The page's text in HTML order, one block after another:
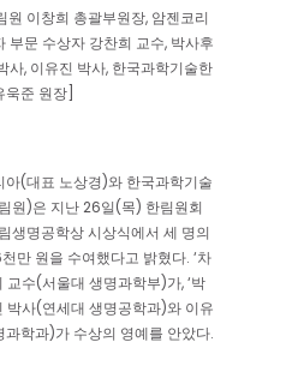
원 이창희 총괄부원장, 암젠코리
부문 수상자 강찬희 교수, 박사후
사, 이유진 박사, 한국과학기술한
욱준 원장]
(대표 노상경)와 한국과학기술
원)은 지난 26일(목) 한림원회
생명공학상 시상식에서 세 명의
만 원을 수여했다고 밝혔다. ‘차
교수(서울대 생명과학부)가, ‘박
박사(연세대 생명공학과)와 이유
학과)가 수상의 영예를 안았다.